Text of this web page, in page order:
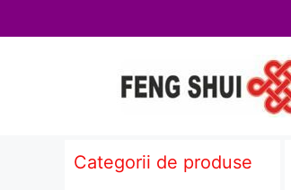
la
Categorii de produse